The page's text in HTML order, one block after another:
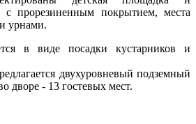
с прорезиненным покрытием, места
урнами.
в виде посадки кустарников и
двухуровневый подземный
дворе - 13 гостевых мест.